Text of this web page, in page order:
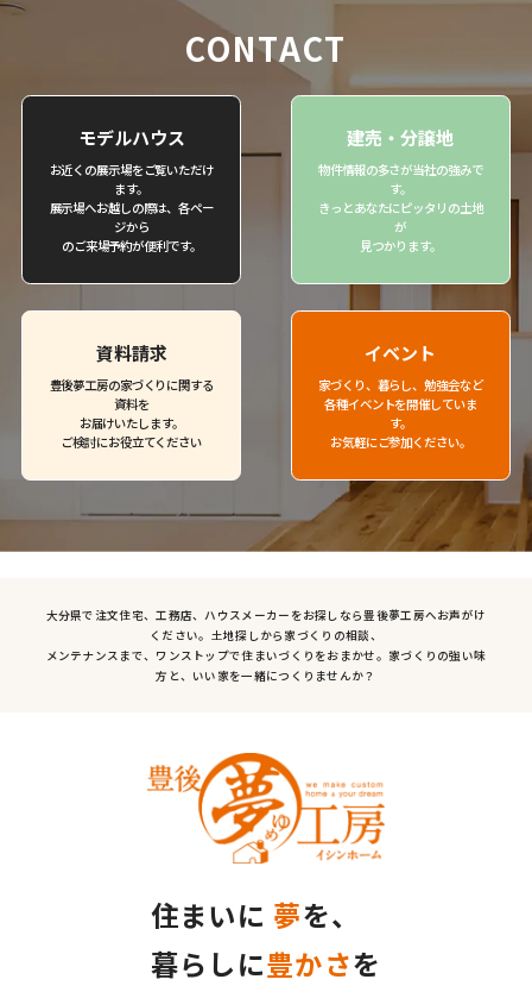
CONTACT
モデルハウス
お近くの展示場をご覧いただけ
ます。
展示場へお越しの際は、各ペー
ジから
のご来場予約が便利です。
建売・分譲地
物件情報の多さが当社の強みで
す。
きっとあなたにピッタリの土地
が
見つかります。
資料請求
豊後夢工房の家づくりに関する
資料を
お届けいたします。
ご検討にお役立てください
イベント
家づくり、暮らし、勉強会など
各種イベントを開催していま
す。
お気軽にご参加ください。
大分県で注文住宅、工務店、ハウスメーカーをお探しなら豊後夢工房へお声がけ
ください。土地探しから家づくりの相談、
メンテナンスまで、ワンストップで住まいづくりをおまかせ。家づくりの強い味
方と、いい家を一緒につくりませんか？
住まいに 夢を、
暮らしに豊かさを